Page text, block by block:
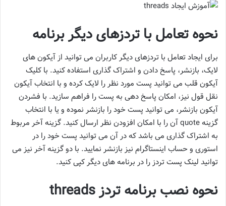
نحوه تعامل با تردزهای دیگر برنامه
برای ایجاد تعامل با تردزهای دیگر کاربران می توانید از آیکون های
لایک، بازنشر، پاسخ دادن و اشتراک گذاری استفاده کنید. با کلیک
آیکون قلب می توانید پست مورد نظر را لایک کرده و با انتخاب آیکون
نقل قول نیز، امکان پاسخ دهی به پست را فراهم سازید. با فشردن
آیکون بازنشر، می توانید پست خود را بازنشر نموده و یا با انتخاب
گزینه quote آن را با امکان افزودن نظر ارسال کنید. گزینه آخر مربوط
به اشتراک گذاری می باشد که در آن می توانید پست خود را در
استوری و حساب اینستاگرام نیز بازنشر نمایید. با دو گزینه آخر نیز می
توانید لینک پست تردز را در برنامه های دیگر کپی کنید.
نحوه نصب برنامه تردز threads